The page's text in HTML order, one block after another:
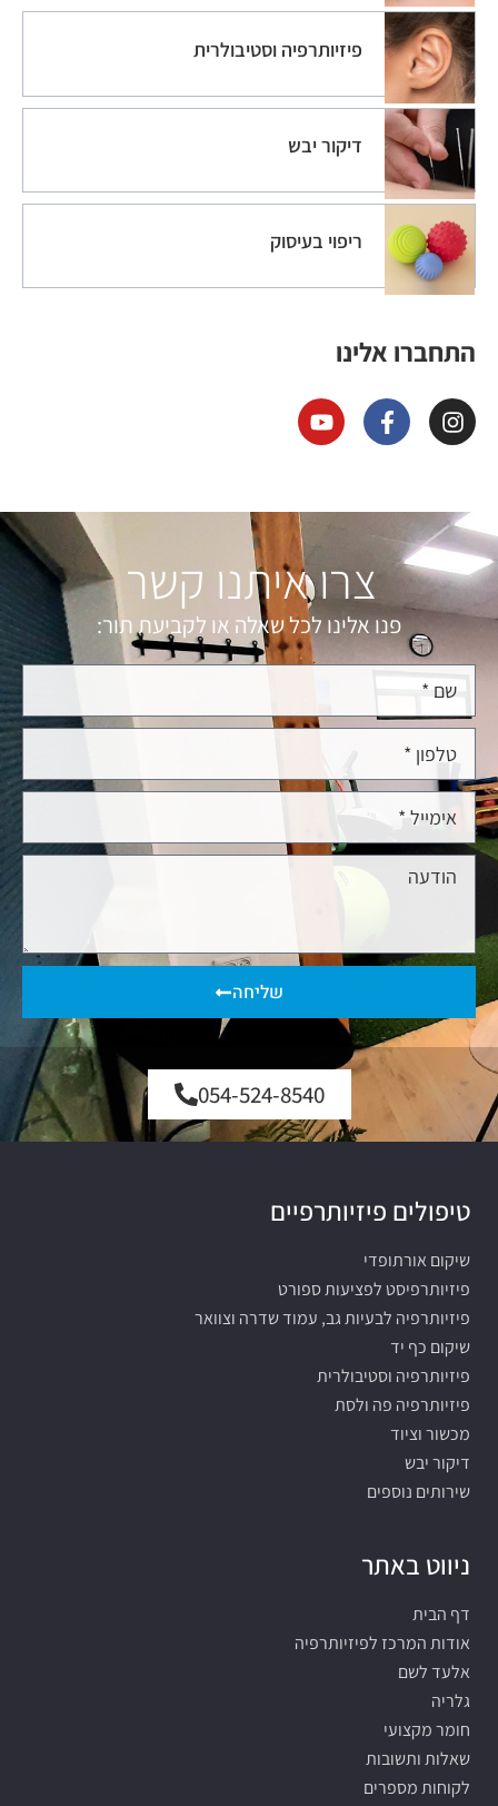
פיזיותרפיה וסטיבולרית
דיקור יבש
ריפוי בעיסוק
התחברו אלינו
צרו איתנו קשר
פנו אלינו לכל שאלה או לקביעת תור:
שליחה
054-524-8540
טיפולים פיזיותרפיים
שיקום אורתופדי
פיזיותרפיסט לפציעות ספורט
פיזיותרפיה לבעיות גב, עמוד שדרה וצוואר
שיקום כף יד
פיזיותרפיה וסטיבולרית
פיזיותרפיה פה ולסת
מכשור וציוד
דיקור יבש
שירותים נוספים
ניווט באתר
דף הבית
אודות המרכז לפיזיותרפיה
אלעד לשם
גלריה
חומר מקצועי
שאלות ותשובות
לקוחות מספרים